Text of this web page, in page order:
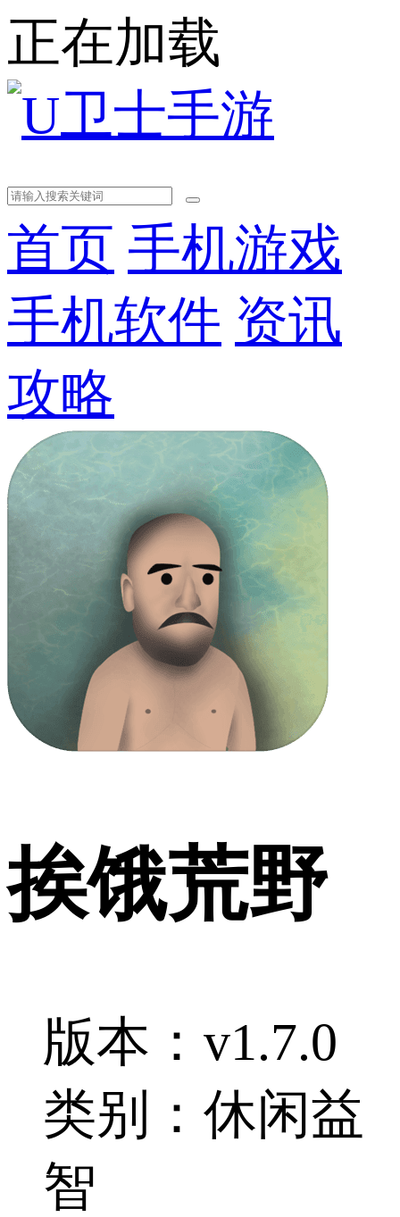
正在加载
首页 手机游戏
手机软件 资讯
攻略
挨饿荒野
版本：v1.7.0
类别：休闲益
智